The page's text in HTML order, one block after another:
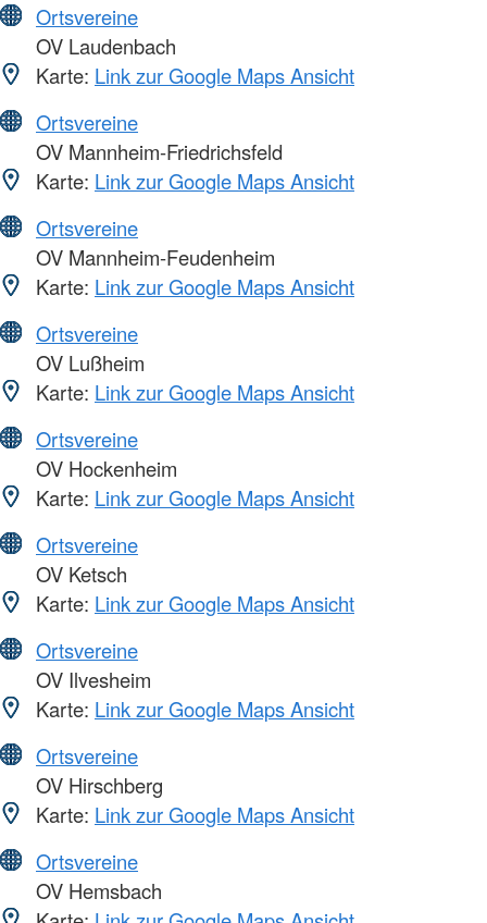
Ortsvereine
OV Laudenbach
Karte: Link zur Google Maps Ansicht
Ortsvereine
OV Mannheim-Friedrichsfeld
Karte: Link zur Google Maps Ansicht
Ortsvereine
OV Mannheim-Feudenheim
Karte: Link zur Google Maps Ansicht
Ortsvereine
OV Lußheim
Karte: Link zur Google Maps Ansicht
Ortsvereine
OV Hockenheim
Karte: Link zur Google Maps Ansicht
Ortsvereine
OV Ketsch
Karte: Link zur Google Maps Ansicht
Ortsvereine
OV Ilvesheim
Karte: Link zur Google Maps Ansicht
Ortsvereine
OV Hirschberg
Karte: Link zur Google Maps Ansicht
Ortsvereine
OV Hemsbach